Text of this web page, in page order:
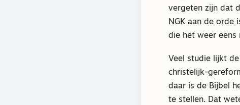
vergeten zijn dat
NGK aan de orde
die het weer
Veel studie lijkt
christelijk-
daar is de Bijbel
te stellen. Dat